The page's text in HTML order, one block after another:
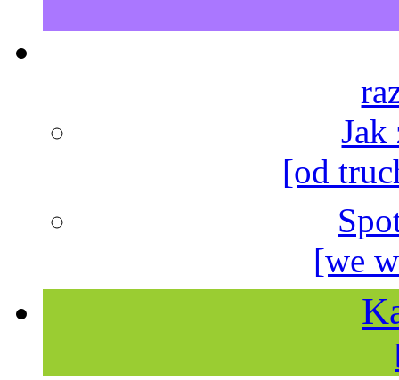
Jak
[od
[we